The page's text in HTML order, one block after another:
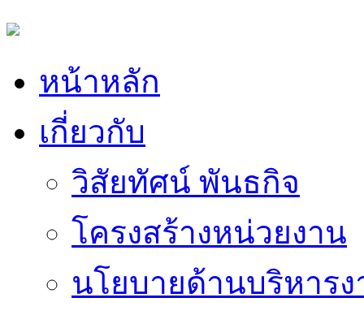
หน้าหลัก
เกี่ยวกับ
วิสัยทัศน์ พันธกิจ
โครงสร้างหน่วยงาน
นโยบายด้านบริหาร